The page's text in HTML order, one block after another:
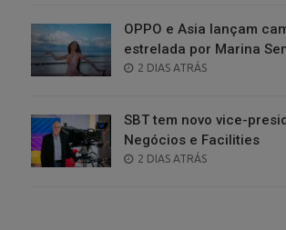
OPPO e Asia lançam
estrelada por Marina
POSTED
2 DIAS ATRÁS
SBT tem novo vice-
Negócios e Facilities
POSTED
2 DIAS ATRÁS